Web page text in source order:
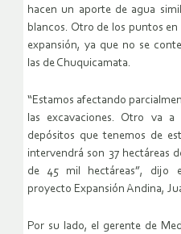
hacen un aporte de agua
blancos. Otro de los puntos
expansión, ya que no se
las de Chuquicamata.
“Estamos afectando
las excavaciones. Otro va
depósitos que tenemos de
intervendrá son 37 hectáreas
de 45 mil hectáreas”, dijo
proyecto Expansión Andina,
Por su lado, el gerente de